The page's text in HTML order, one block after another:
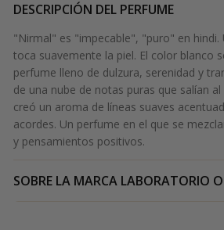
DESCRIPCIÓN DEL PERFUME
"Nirmal" es "impecable", "puro" en hindi.
toca suavemente la piel. El color blanco
perfume lleno de dulzura, serenidad y
de una nube de notas puras que salían
creó un aroma de líneas suaves
acordes. Un perfume en el que se
y pensamientos positivos.
SOBRE LA MARCA LABORATORIO